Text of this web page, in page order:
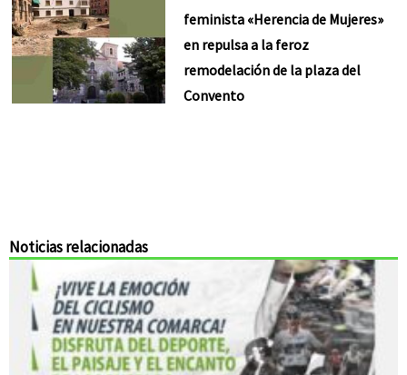
feminista «Herencia de Mujeres»
en repulsa a la feroz
remodelación de la plaza del
Convento
Noticias relacionadas